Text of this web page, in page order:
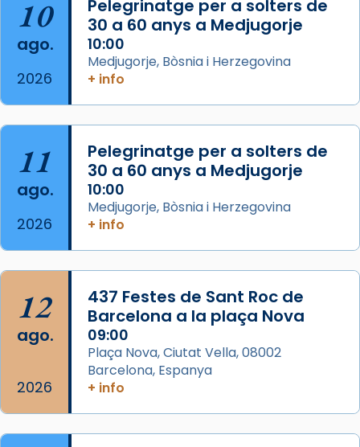
Arquebisbat de Barcelona
2 weeks ago
Memòria de les santes Juliana i
Acompanyant la història de sant Cugat, a
partir de l’Edat Mitjana sorgeix la tradició
que les santes Juliana (“relatiu a Júlia”) i
Semproniana (“relatiu a Semprònia =
eterna”) són deixebles seves. I l’any 1667, el
frare Joan Gaspar Roig, afirma en una obra
que les santes són filles de l’antiga Iluro.
Mataró en reivindicarà les relíq
Foto
View on Facebook · Share
10
ago.
2026
Pelegrinatge per a solters de
30 a 60 anys a Medjugorje
10:00
Medjugorje, Bòsnia i Herzegovina
+ info
11
ago.
2026
Pelegrinatge per a solters de
30 a 60 anys a Medjugorje
10:00
Medjugorje, Bòsnia i Herzegovina
+ info
12
ago.
2026
437 Festes de Sant Roc de
Barcelona a la plaça Nova
09:00
Plaça Nova, Ciutat Vella, 08002
Barcelona, Espanya
+ info